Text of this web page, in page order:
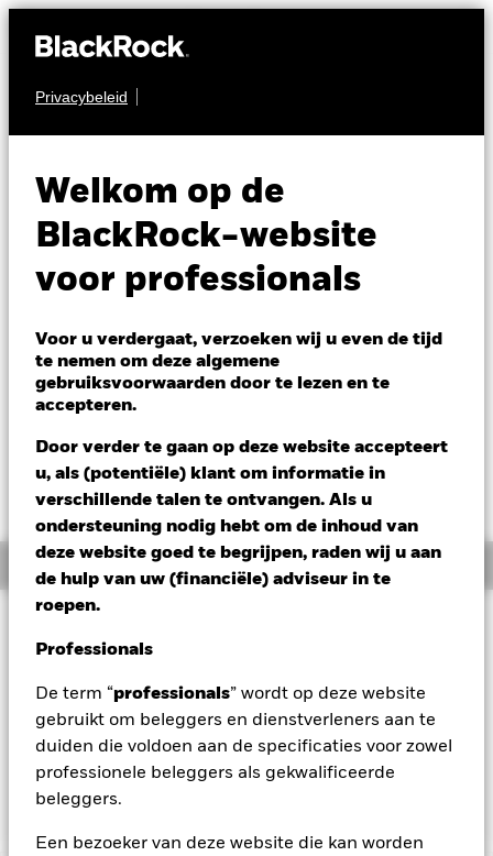
Privacybeleid
Welkom op de
BlackRock-website
voor professionals
Voor u verdergaat, verzoeken wij u even de tijd
te nemen om deze algemene
gebruiksvoorwaarden door te lezen en te
accepteren.
Door verder te gaan op deze website accepteert
u, als (potentiële) klant om informatie in
verschillende talen te ontvangen. Als u
ondersteuning nodig hebt om de inhoud van
deze website goed te begrijpen, raden wij u aan
de hulp van uw (financiële) adviseur in te
roepen.
Professionals
De term “professionals” wordt op deze website
gebruikt om beleggers en dienstverleners aan te
duiden die voldoen aan de specificaties voor zowel
professionele beleggers als gekwalificeerde
beleggers.
Een bezoeker van deze website die kan worden
OBLIGATIES
Fund
NAV per 05/aug/2026
AUD 8,12
Verandering NAV 1 dag per 05/aug/2026
AUD 0,00 (0,00%)
Overzicht
Het Fonds streeft naar een maximaal rendement op uw
opbrengsten uit de activa van het Fonds. Het Fonds belegt
over het algemeen ten minste 70% van zijn totale activa in
vastrentende waarden uitgegeven of gedistribueerd buiten
het Chinese vasteland en luidend in renminbi en in